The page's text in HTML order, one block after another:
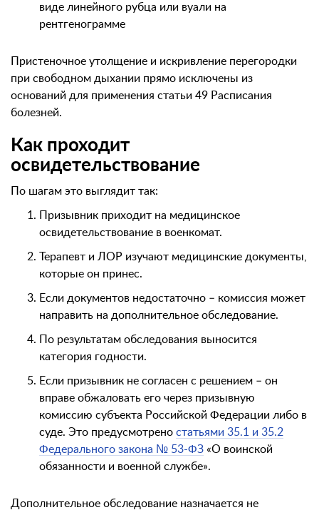
виде линейного рубца или вуали на
рентгенограмме
Пристеночное утолщение и искривление перегородки
при свободном дыхании прямо исключены из
оснований для применения статьи 49 Расписания
болезней.
Как проходит
освидетельствование
По шагам это выглядит так:
Призывник приходит на медицинское
освидетельствование в военкомат.
Терапевт и ЛОР изучают медицинские документы,
которые он принес.
Если документов недостаточно – комиссия может
направить на дополнительное обследование.
По результатам обследования выносится
категория годности.
Если призывник не согласен с решением – он
вправе обжаловать его через призывную
комиссию субъекта Российской Федерации либо в
суде. Это предусмотрено статьями 35.1 и 35.2
Федерального закона № 53-ФЗ «О воинской
обязанности и военной службе».
Дополнительное обследование назначается не